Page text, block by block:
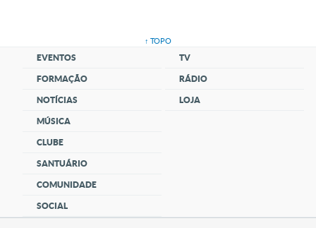
↑ TOPO
EVENTOS
FORMAÇÃO
NOTÍCIAS
MÚSICA
CLUBE
SANTUÁRIO
COMUNIDADE
SOCIAL
TV
RÁDIO
LOJA